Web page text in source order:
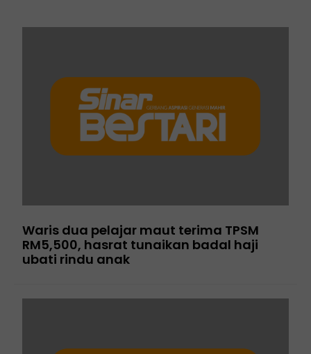
Waris dua pelajar maut terima TPSM
RM5,500, hasrat tunaikan badal haji
ubati rindu anak